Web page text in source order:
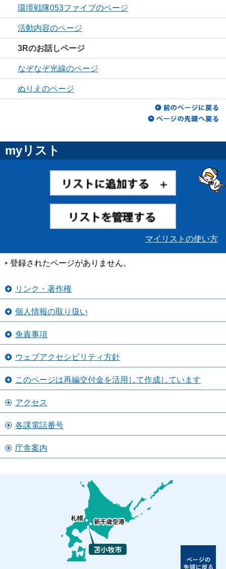
環境戦隊053ファイブのページ
活動内容のページ
3Rのお話しページ
なぞなぞ光線のページ
ぬりえのページ
myリスト
マイリストの使い方
登録されたページがありません。
リンク・著作権
個人情報の取り扱い
免責事項
ウェブアクセシビリティ方針
このページは再編交付金を活用して作成しています
アクセス
各課電話番号
庁舎案内